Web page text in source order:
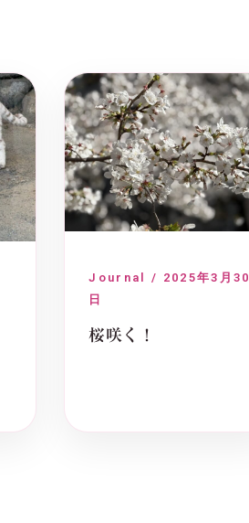
Journal / 2025年3月30
日
桜咲く！